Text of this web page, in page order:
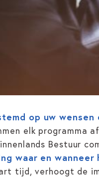
op uw wensen
elk programma
Bestuur
waar en
tijd, verhoogt de